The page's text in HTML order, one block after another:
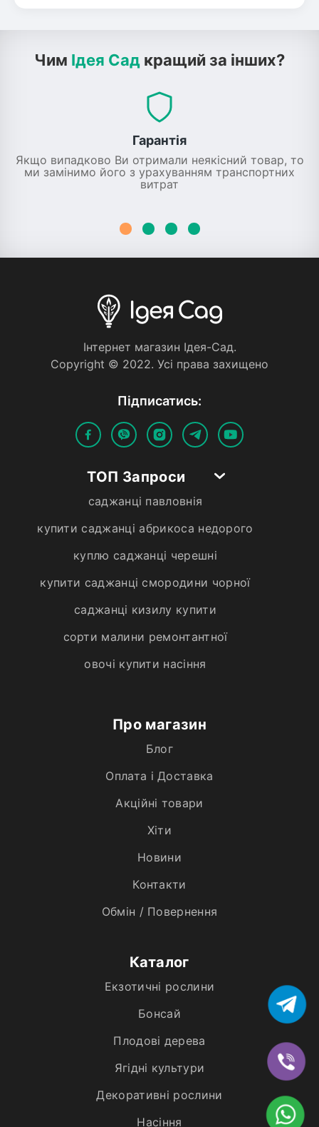
Чим Ідея Сад кращий за інших?
Гарантія
Якщо випадково Ви отримали неякісний товар, то
ми замінимо його з урахуванням транспортних
витрат
Iнтернет магазин Iдея-Сад.
Copyright © 2022. Усi права захищено
Пiдписатись:
ТОП Запроси
саджанці павловнія
купити саджанці абрикоса недорого
куплю саджанці черешні
купити саджанці смородини чорної
саджанці кизилу купити
сорти малини ремонтантної
овочі купити насіння
Про магазин
Блог
Оплата і Доставка
Акційні товари
Хiти
Новини
Контакти
Обмін / Повернення
Каталог
Екзотичні рослини
Бонсай
Плодові дерева
Ягідні культури
Декоративні рослини
Насіння